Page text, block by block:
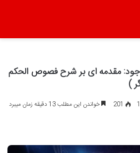
مقدمه ای بر شرح فصوص الحکم
)
201 خواندن این مطلب 13 دقیقه زمان میبرد